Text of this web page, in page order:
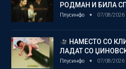
РОДМАН И БИЛА
Плусинфо 07/08/2026
НАМЕСТО СО
ЛАДАТ СО
Плусинфо 07/08/2026